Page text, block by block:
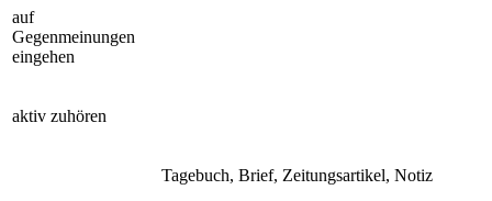
auf
Gegenmeinungen
eingehen
aktiv zuhören
Tagebuch, Brief, Zeitungsartikel, Notiz